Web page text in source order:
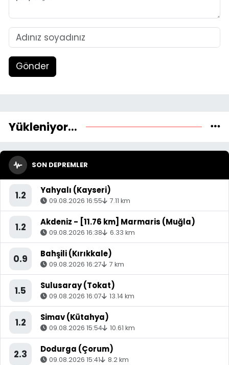
Gönder
Yükleniyor...
SON DEPREMLER
1.2 Yahyalı (Kayseri)
09.08.2026 16:55 7.11 km
1.2 Akdeniz - [11.76 km] Marmaris (Muğla)
09.08.2026 16:38 6.33 km
0.9 Bahşili (Kırıkkale)
09.08.2026 16:27 7 km
1.5 Sulusaray (Tokat)
09.08.2026 16:07 13.14 km
1.2 Simav (Kütahya)
09.08.2026 15:54 10.61 km
2.3 Dodurga (Çorum)
09.08.2026 15:41 8.2 km